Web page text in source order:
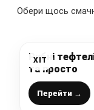
Обери щось
ХІТ
Рибні
та просто
Перейти →